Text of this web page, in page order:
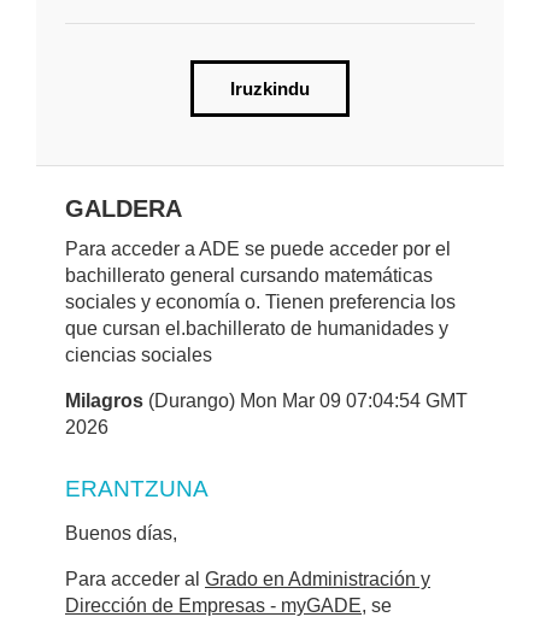
Iruzkindu
GALDERA
Para acceder a ADE se puede acceder por el
bachillerato general cursando matemáticas
sociales y economía o. Tienen preferencia los
que cursan el.bachillerato de humanidades y
ciencias sociales
Milagros (Durango) Mon Mar 09 07:04:54 GMT
2026
ERANTZUNA
Buenos días,
Para acceder al Grado en Administración y
Dirección de Empresas - myGADE, se